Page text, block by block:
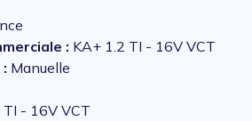
: KA+ 1.2 TI - 16V VCT
Manuelle
TI - 16V VCT